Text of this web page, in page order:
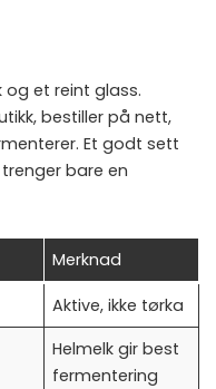
og et reint glass.
bestiller på nett,
Et godt sett
bare en
Merknad
Aktive, ikke tørka
Helmelk gir best
fermentering